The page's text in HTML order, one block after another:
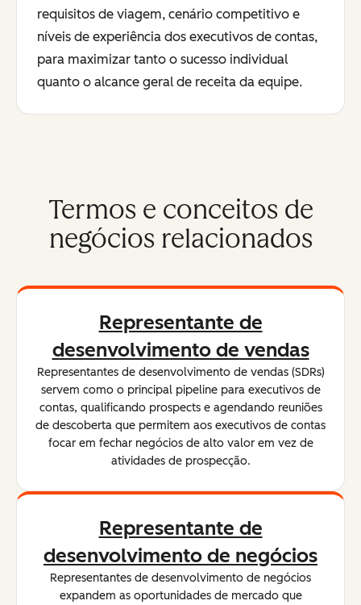
requisitos de viagem, cenário competitivo e
níveis de experiência dos executivos de contas,
para maximizar tanto o sucesso individual
quanto o alcance geral de receita da equipe.
Termos e conceitos de
negócios relacionados
Representante de
desenvolvimento de vendas
Representantes de desenvolvimento de vendas (SDRs)
servem como o principal pipeline para executivos de
contas, qualificando prospects e agendando reuniões
de descoberta que permitem aos executivos de contas
focar em fechar negócios de alto valor em vez de
atividades de prospecção.
Representante de
desenvolvimento de negócios
Representantes de desenvolvimento de negócios
expandem as oportunidades de mercado que